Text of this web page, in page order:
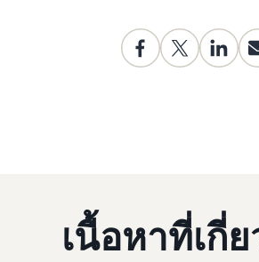
เนื้อหาที่เกี่